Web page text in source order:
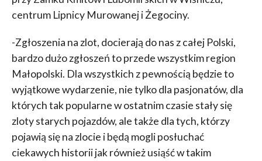
centrum Lipnicy Murowanej i Żegociny.
-Zgłoszenia na zlot, docierają do nas z całej Polski,
bardzo dużo zgłoszeń to przede wszystkim region
Małopolski. Dla wszystkich z pewnością będzie to
wyjątkowe wydarzenie, nie tylko dla pasjonatów, dla
których tak popularne w ostatnim czasie stały się
zloty starych pojazdów, ale także dla tych, którzy
pojawią się na zlocie i będą mogli posłuchać
ciekawych historii jak również usiąść w takim